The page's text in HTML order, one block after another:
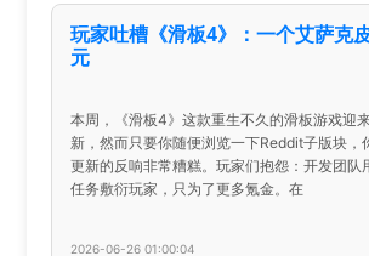
玩家吐槽《滑板4》：一个艾萨克
元
本周，《滑板4》这款重生不久的滑板游戏迎
新，然而只要你随便浏览一下Reddit子版块，
更新的反响非常糟糕。玩家们抱怨：开发团队
任务敷衍玩家，只为了更多氪金。在
2026-06-26 01:00:04